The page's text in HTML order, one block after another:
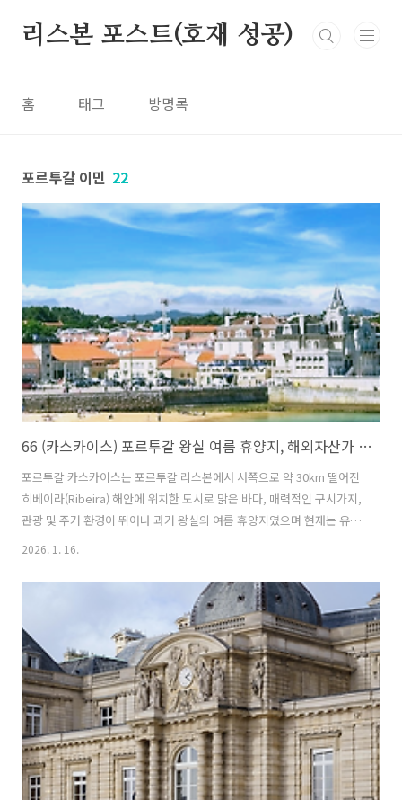
리스본 포스트(호재 성공)
홈 태그 방명록
포르투갈 이민 22
66 (카스카이스) 포르투갈 왕실 여름 휴양지, 해외자산가 고급주거지
포르투갈 카스카이스는 포르투갈 리스본에서 서쪽으로 약 30km 떨어진
히베이라(Ribeira) 해안에 위치한 도시로 맑은 바다, 매력적인 구시가지,
관광 및 주거 환경이 뛰어나 과거 왕실의 여름 휴양지였으며 현재는 유럽
에서도 손꼽히는 부촌이자 최고의 삶의 질을 자랑하기에 많은 외국인과
해안 열차, 국제학교, 그리고 호날두의 대저택까지 알려 드립니다. 🌊 1.
카스카이스(Cascais)의 해변 : 대서양의 보석 카스카이스의 해안선은 잔
잔한 휴양형 해변부터 거친 파도가 치는 서핑 명소까지 매우 다양합니다.
프라이아 다 하이냐 (Praia da Rainha): '왕비의 해변'이라는 뜻으로,
Cascais 기차역과 시내 중심에 위치한 작고..
2026. 1. 16.